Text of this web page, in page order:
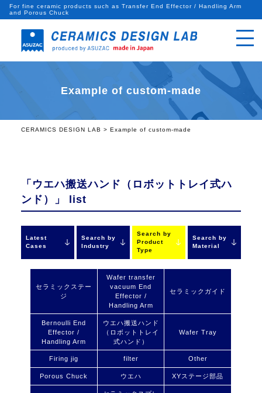
For fine ceramic products such as Transfer End Effector / Handling Arm
and Porous Chuck
Example of custom-made
CERAMICS DESIGN LAB > Example of custom-made
「ウエハ搬送ハンド（ロボットトレイ式ハ
ンド）」 list
Latest
Cases
Search by
Industry
Search by
Product
Type
Search by
Material
セラミックステー
ジ
Wafer transfer
vacuum End
Effector /
Handling Arm
セラミックガイド
Bernoulli End
Effector /
Handling Arm
ウエハ搬送ハンド
（ロボットトレイ
式ハンド）
Wafer Tray
Firing jig filter Other
Porous Chuck ウエハ XYステージ部品